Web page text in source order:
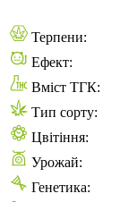
Терпени:
Ефект:
Вміст ТГК:
Тип сорту:
Цвітіння:
Урожай:
Генетика: